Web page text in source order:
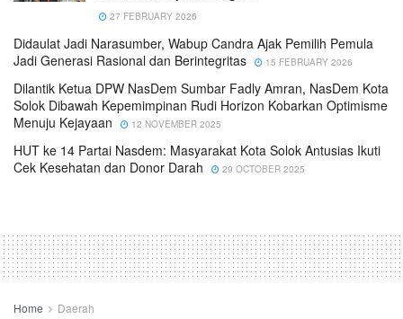
27 FEBRUARY 2026
Didaulat Jadi Narasumber, Wabup Candra Ajak Pemilih Pemula
Jadi Generasi Rasional dan Berintegritas
15 FEBRUARY 2026
Dilantik Ketua DPW NasDem Sumbar Fadly Amran, NasDem Kota
Solok Dibawah Kepemimpinan Rudi Horizon Kobarkan Optimisme
Menuju Kejayaan
12 NOVEMBER 2025
HUT ke 14 Partai Nasdem: Masyarakat Kota Solok Antusias Ikuti
Cek Kesehatan dan Donor Darah
29 OCTOBER 2025
Home Daerah